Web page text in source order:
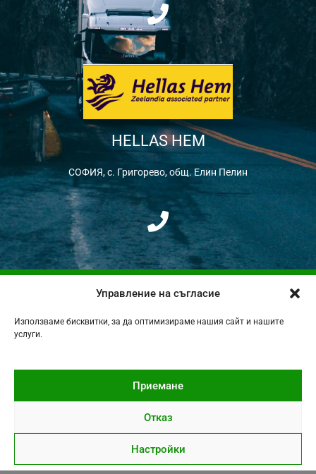
Управление на съгласие
Използваме бисквитки, за да оптимизираме нашия сайт и нашите
услуги.
Приемане
Отказ
Настройки
P
h
o
n
e
HELLAS HEM
СОФИЯ, с. Григорево, общ. Елин Пелин
P
h
o
e
ЗА НАС
ПРОДУКТИ
Copyright 2026 "Сева" ООД
Изработка на уеб сайт–WebsiteBuilderBG
Пишете ни